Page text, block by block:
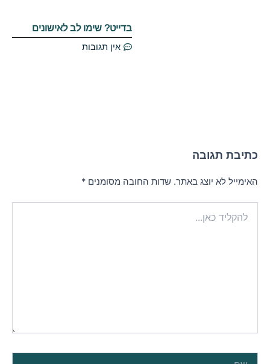
בדייט? שימו לב לאישונים
אין תגובות
כתיבת תגובה
האימייל לא יוצג באתר. שדות החובה מסומנים*
כאן...